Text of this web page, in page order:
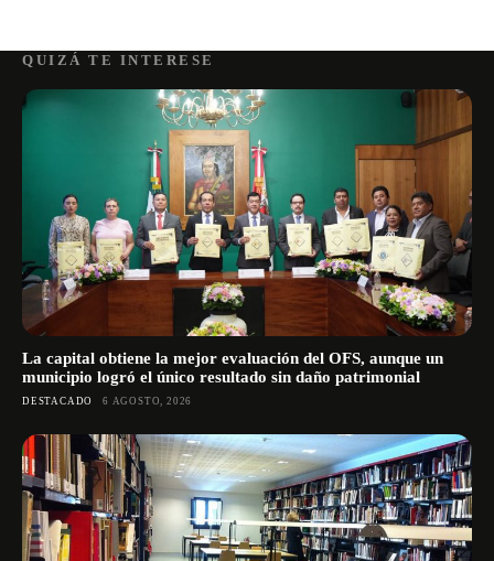
QUIZÁ TE INTERESE
La capital obtiene la mejor evaluación del OFS, aunque un
municipio logró el único resultado sin daño patrimonial
DESTACADO 6 AGOSTO, 2026